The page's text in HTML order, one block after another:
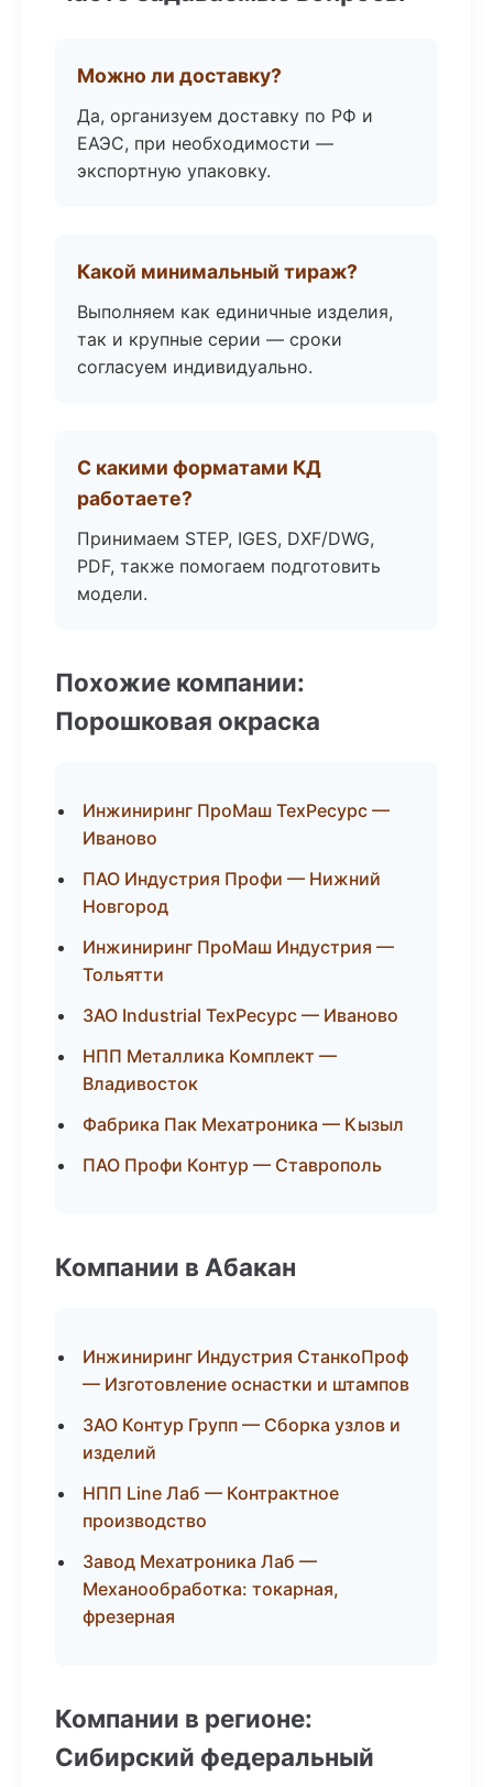
Можно ли доставку?
Да, организуем доставку по РФ и
ЕАЭС, при необходимости —
экспортную упаковку.
Какой минимальный тираж?
Выполняем как единичные изделия,
так и крупные серии — сроки
согласуем индивидуально.
С какими форматами КД
работаете?
Принимаем STEP, IGES, DXF/DWG,
PDF, также помогаем подготовить
модели.
Похожие компании:
Порошковая окраска
Инжиниринг ПроМаш ТехРесурс —
Иваново
ПАО Индустрия Профи — Нижний
Новгород
Инжиниринг ПроМаш Индустрия —
Тольятти
ЗАО Industrial ТехРесурс — Иваново
НПП Металлика Комплект —
Владивосток
Фабрика Пак Мехатроника — Кызыл
ПАО Профи Контур — Ставрополь
Компании в Абакан
Инжиниринг Индустрия СтанкоПроф
— Изготовление оснастки и штампов
ЗАО Контур Групп — Сборка узлов и
изделий
НПП Line Лаб — Контрактное
производство
Завод Мехатроника Лаб —
Механообработка: токарная,
фрезерная
Компании в регионе:
Сибирский федеральный